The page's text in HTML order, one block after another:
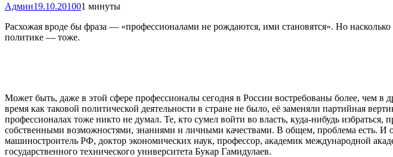
Админ19.10.201001 минуты
Расхожая вроде бы фраза — «профессионалами не рождаются, ими становятся». Но
политике — тоже.
Может быть, даже в этой сфере профессионалы сегодня в России востребованы более, чем в
время как таковой политической деятельности в стране не было, её заменяли партийная
профессионалах тоже никто не думал. Те, кто сумел войти во власть, куда-нибудь
собственными возможностями, знаниями и личными качествами. В общем, проблема есть. И
машиностроитель РФ, доктор экономических наук, профессор, академик международной
государственного технического университета Букар Гамидулаев.